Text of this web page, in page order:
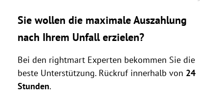
Sie wollen die maximale Auszahlung
nach Ihrem Unfall erzielen?
Bei den rightmart Experten bekommen Sie die
beste Unterstützung. Rückruf innerhalb von 24
Stunden.